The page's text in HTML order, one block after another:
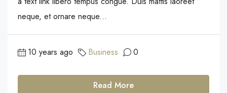
neque, et ornare neque...
10 years ago Business 0
Read More